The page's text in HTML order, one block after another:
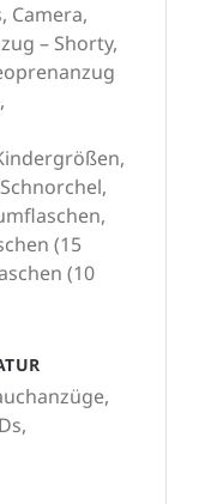
Camera,
– Shorty,
(15
(10